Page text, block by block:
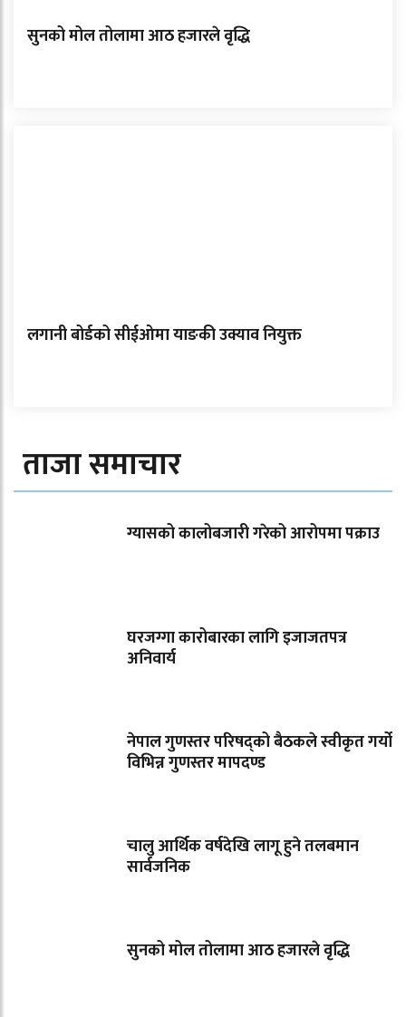
सुनको मोल तोलामा आठ हजारले वृद्धि
लगानी बोर्डको सीईओमा याङकी उक्याव नियुक्त
ताजा समाचार
ग्यासको कालोबजारी गरेको आरोपमा पक्राउ
घरजग्गा कारोबारका लागि इजाजतपत्र
अनिवार्य
नेपाल गुणस्तर परिषद्को बैठकले स्वीकृत गर्यो
विभिन्न गुणस्तर मापदण्ड
चालु आर्थिक वर्षदेखि लागू हुने तलबमान
सार्वजनिक
सुनको मोल तोलामा आठ हजारले वृद्धि